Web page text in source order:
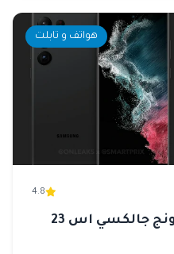
هواتف و تابلت
4.8
تسريبات هاتف سامسونج جالكسي اس 23